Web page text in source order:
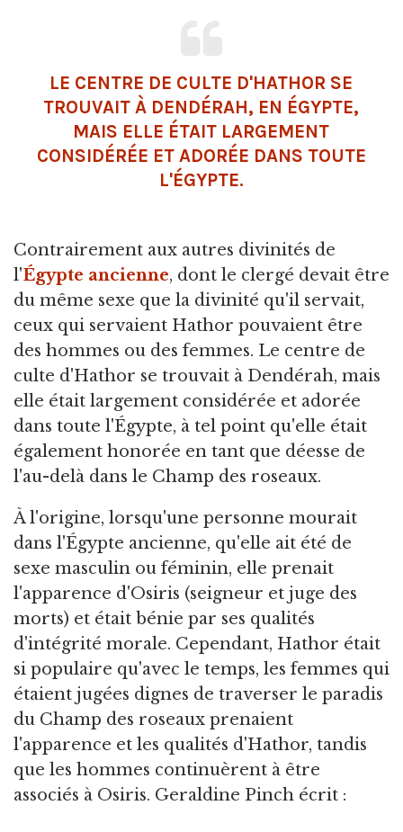
LE CENTRE DE CULTE D'HATHOR SE
TROUVAIT À DENDÉRAH, EN ÉGYPTE,
MAIS ELLE ÉTAIT LARGEMENT
CONSIDÉRÉE ET ADORÉE DANS TOUTE
L'ÉGYPTE.
Contrairement aux autres divinités de
l'Égypte ancienne, dont le clergé devait être
du même sexe que la divinité qu'il servait,
ceux qui servaient Hathor pouvaient être
des hommes ou des femmes. Le centre de
culte d'Hathor se trouvait à Dendérah, mais
elle était largement considérée et adorée
dans toute l'Égypte, à tel point qu'elle était
également honorée en tant que déesse de
l'au-delà dans le Champ des roseaux.
À l'origine, lorsqu'une personne mourait
dans l'Égypte ancienne, qu'elle ait été de
sexe masculin ou féminin, elle prenait
l'apparence d'Osiris (seigneur et juge des
morts) et était bénie par ses qualités
d'intégrité morale. Cependant, Hathor était
si populaire qu'avec le temps, les femmes qui
étaient jugées dignes de traverser le paradis
du Champ des roseaux prenaient
l'apparence et les qualités d'Hathor, tandis
que les hommes continuèrent à être
associés à Osiris. Geraldine Pinch écrit :